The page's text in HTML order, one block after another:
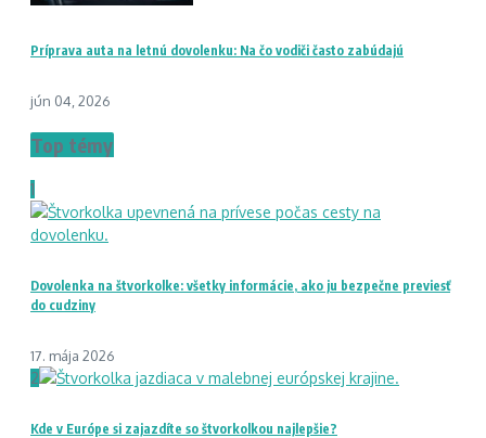
Príprava auta na letnú dovolenku: Na čo vodiči často zabúdajú
jún 04, 2026
Top témy
1
Dovolenka na štvorkolke: všetky informácie, ako ju bezpečne previesť
do cudziny
17. mája 2026
2
Kde v Európe si zajazdíte so štvorkolkou najlepšie?